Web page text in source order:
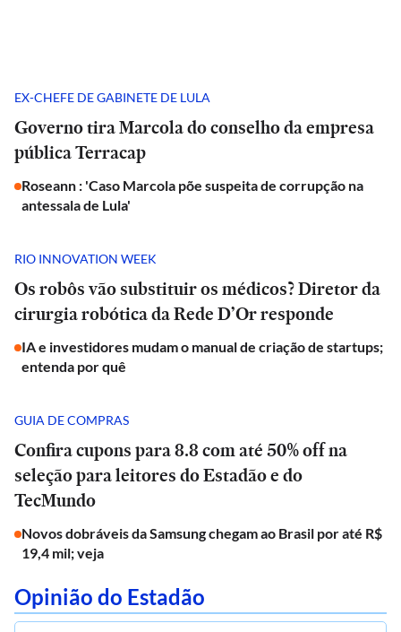
EX-CHEFE DE GABINETE DE LULA
Governo tira Marcola do conselho da empresa
pública Terracap
Roseann : 'Caso Marcola põe suspeita de corrupção na
antessala de Lula'
RIO INNOVATION WEEK
Os robôs vão substituir os médicos? Diretor da
cirurgia robótica da Rede D’Or responde
IA e investidores mudam o manual de criação de startups;
entenda por quê
GUIA DE COMPRAS
Confira cupons para 8.8 com até 50% off na
seleção para leitores do Estadão e do
TecMundo
Novos dobráveis da Samsung chegam ao Brasil por até R$
19,4 mil; veja
Opinião do Estadão